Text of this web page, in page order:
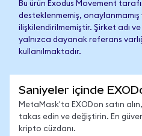
Bu ürün Exodus Movement
desteklenmemiş,
ilişkilendirilmemiştir. Şirket adı
yalnızca dayanak referans
kullanılmaktadır.
Saniyeler içinde
MetaMask'ta EXODon satın
takas edin ve değiştirin. En
kripto cüzdanı.